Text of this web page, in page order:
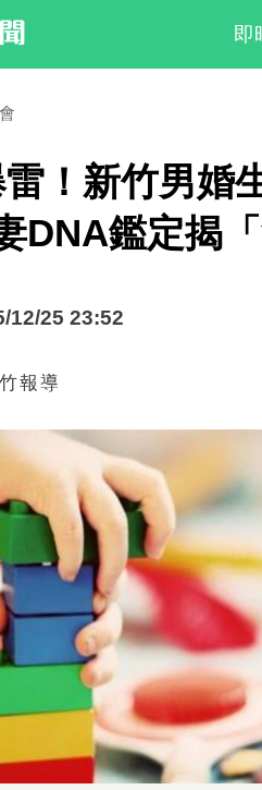
即
！新竹男婚
DNA鑑定揭「
12/25 23:52
報導